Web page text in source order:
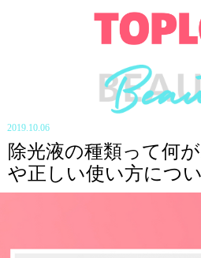
2019.10.06
除光液の種類って何
や正しい使い方につ